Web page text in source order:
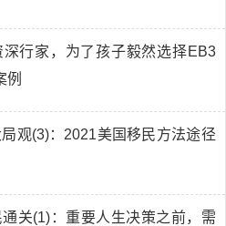
深行家，为了孩子毅然选择EB3
例
观(3)：2021美国移民方法途径
关(1)：重要人生决策之前，需